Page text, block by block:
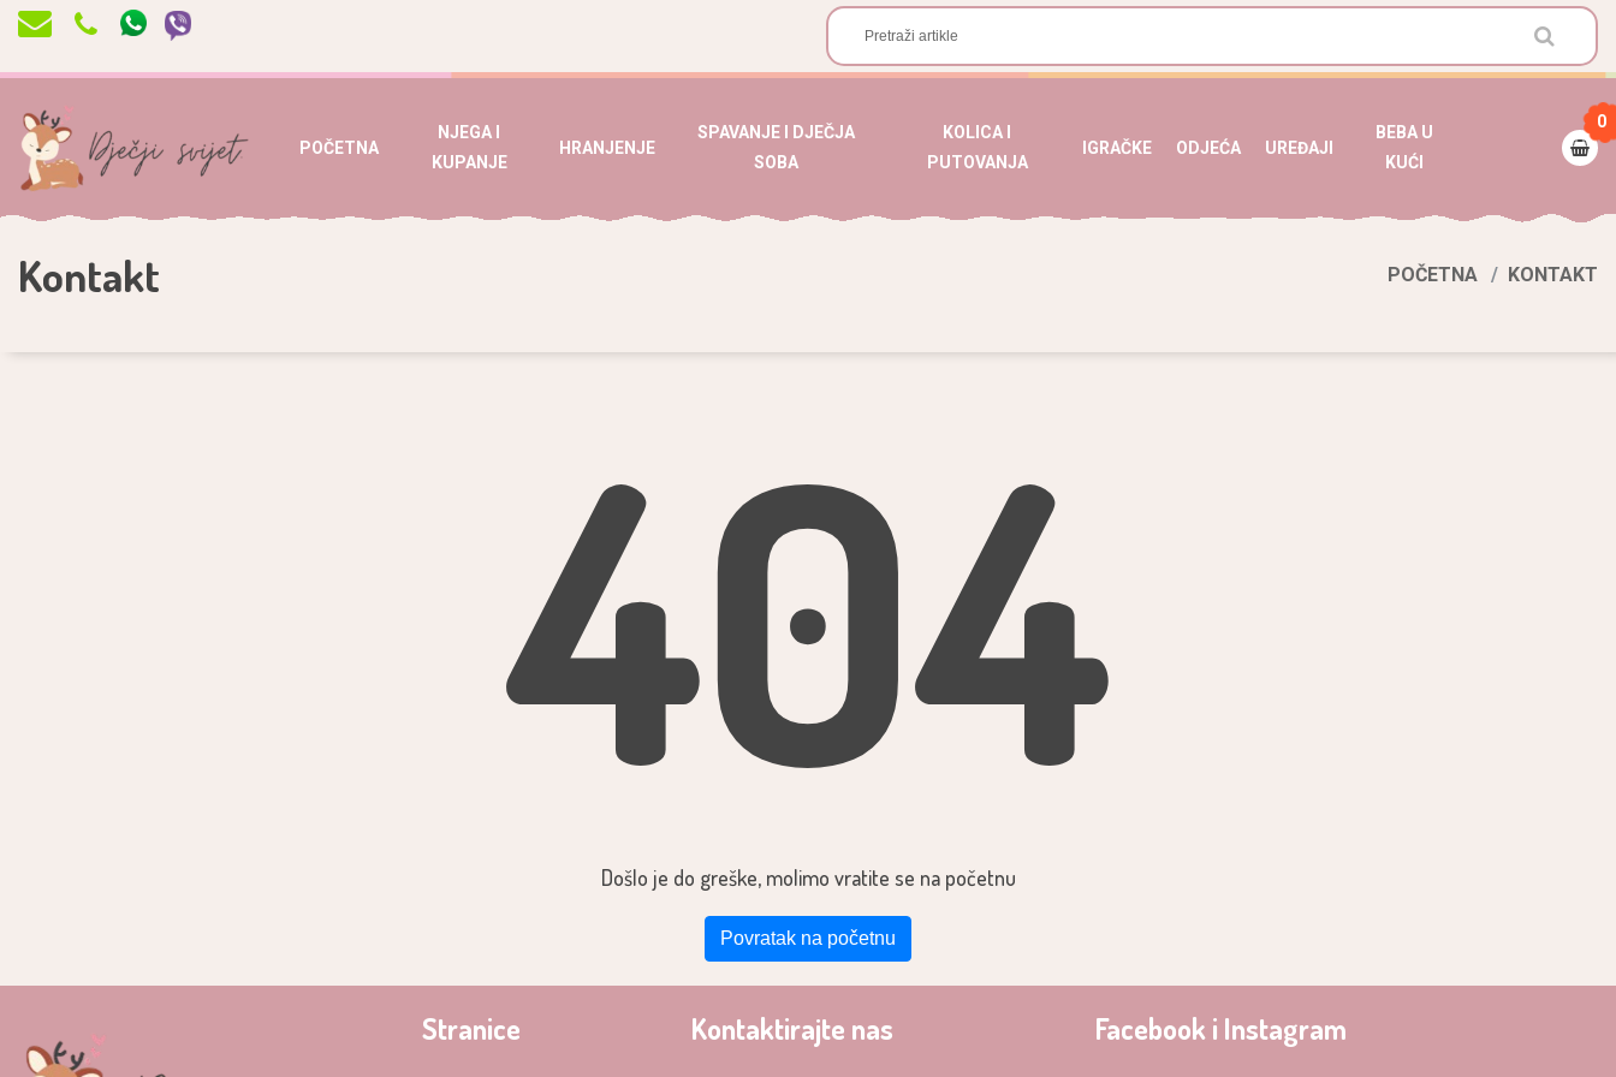
POČETNA
NJEGA I
KUPANJE
HRANJENJE
SPAVANJE I DJEČJA
SOBA
KOLICA I
PUTOVANJA
IGRAČKE ODJEĆA UREĐAJI
BEBA U
KUĆI
0
Kontakt POČETNA KONTAKT
404
Došlo je do greške, molimo vratite se na početnu
Povratak na početnu
Stranice Kontaktirajte nas Facebook i Instagram